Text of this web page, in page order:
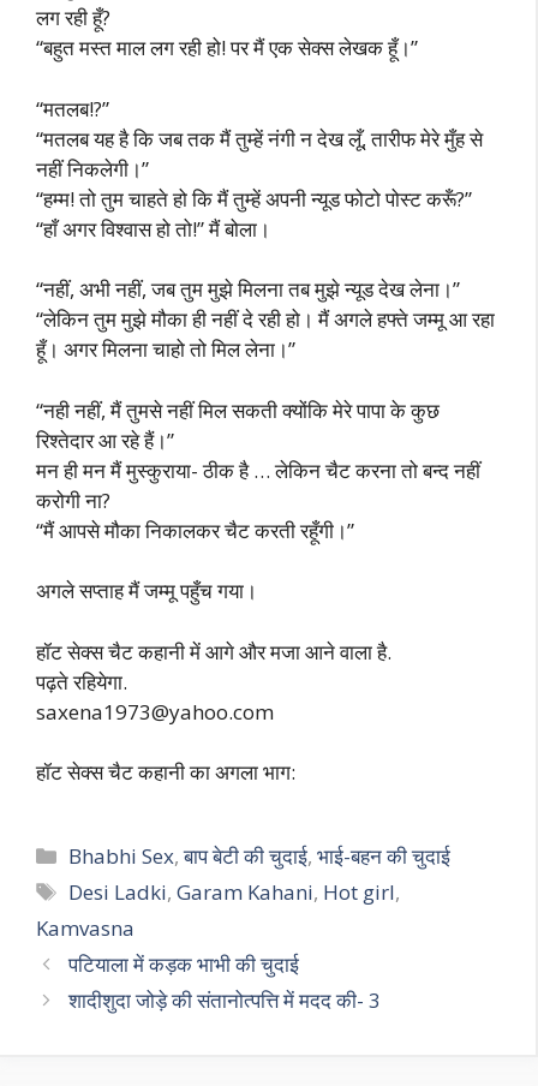
लग रही हूँ?
“बहुत मस्त माल लग रही हो! पर मैं एक सेक्स लेखक हूँ।”
“मतलब!?”
“मतलब यह है कि जब तक मैं तुम्हें नंगी न देख लूँ, तारीफ मेरे मुँह से
नहीं निकलेगी।”
“हम्म! तो तुम चाहते हो कि मैं तुम्हें अपनी न्यूड फोटो पोस्ट करूँ?”
“हाँ अगर विश्वास हो तो!” मैं बोला।
“नहीं, अभी नहीं, जब तुम मुझे मिलना तब मुझे न्यूड देख लेना।”
“लेकिन तुम मुझे मौका ही नहीं दे रही हो। मैं अगले हफ्ते जम्मू आ रहा
हूँ। अगर मिलना चाहो तो मिल लेना।”
“नही नहीं, मैं तुमसे नहीं मिल सकती क्योंकि मेरे पापा के कुछ
रिश्तेदार आ रहे हैं।”
मन ही मन मैं मुस्कुराया- ठीक है … लेकिन चैट करना तो बन्द नहीं
करोगी ना?
“मैं आपसे मौका निकालकर चैट करती रहूँगी।”
अगले सप्ताह मैं जम्मू पहुँच गया।
हॉट सेक्स चैट कहानी में आगे और मजा आने वाला है.
पढ़ते रहियेगा.
saxena1973@yahoo.com
हॉट सेक्स चैट कहानी का अगला भाग:
Categories
Bhabhi Sex,बाप बेटी की चुदाई,भाई-बहन की चुदाई
Tags
Desi Ladki,Garam Kahani, Hot girl,
Kamvasna
पटियाला में कड़क भाभी की चुदाई
शादीशुदा जोड़े की संतानोत्पत्ति में मदद की- 3